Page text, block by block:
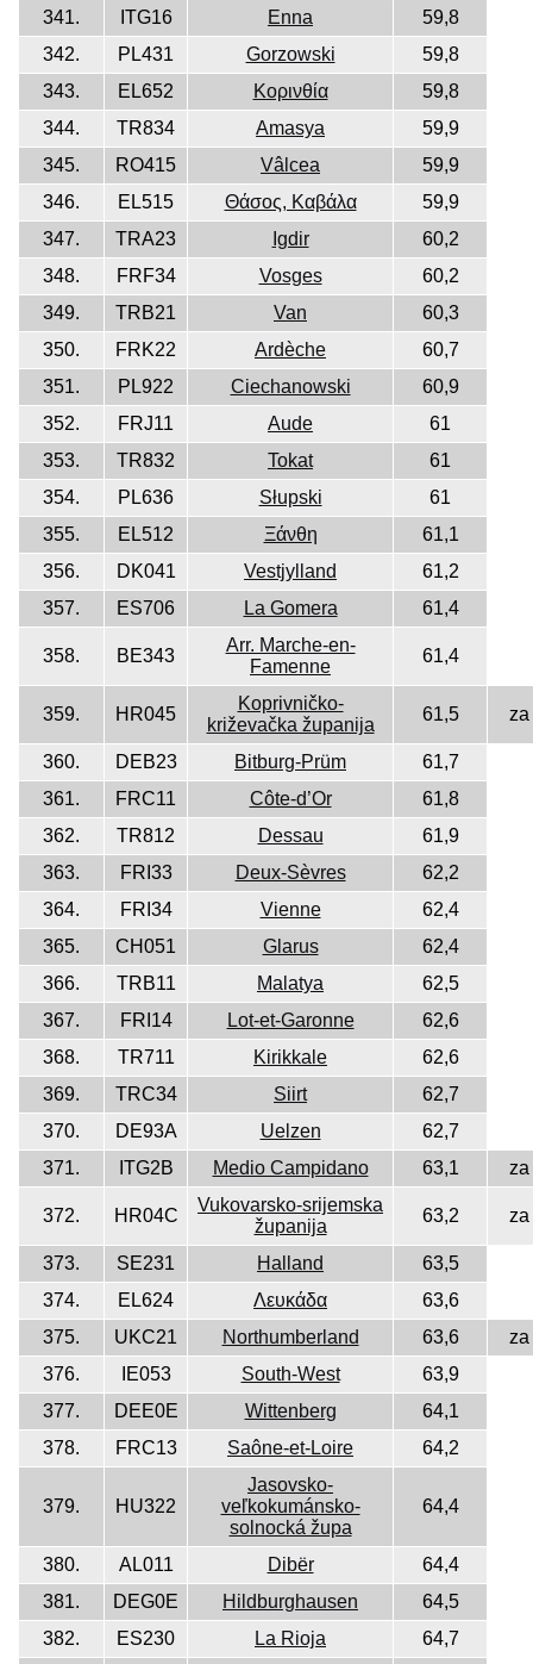
341.
ITG16 Enna
59,8
342.
PL431 Gorzowski
59,8
343.
EL652 Κορινθία
59,8
344.
TR834 Amasya
59,9
345.
RO415 Vâlcea
59,9
346.
EL515 Θάσος, Καβάλα
59,9
347.
TRA23 Igdir
60,2
348.
FRF34 Vosges
60,2
349.
TRB21 Van
60,3
350.
FRK22 Ardèche
60,7
351.
PL922 Ciechanowski
60,9
352.
FRJ11 Aude
61
353.
TR832 Tokat
61
354.
PL636 Słupski
61
355.
EL512 Ξάνθη
61,1
356.
DK041 Vestjylland
61,2
357.
ES706 La Gomera 61,4
358. BE343
Arr. Marche-en-
Famenne
61,4
359. HR045
Koprivničko-
križevačka županija
61,5 za
360. DEB23 Bitburg-Prüm
61,7
361.
FRC11 Côte-d’Or
61,8
362.
TR812 Dessau
61,9
363.
FRI33 Deux-Sèvres
62,2
364.
FRI34 Vienne
62,4
365.
CH051 Glarus
62,4
366.
TRB11 Malatya
62,5
367.
FRI14 Lot-et-Garonne
62,6
368.
TR711 Kirikkale
62,6
369.
TRC34 Siirt
62,7
370.
DE93A Uelzen
62,7
371.
ITG2B Medio Campidano 63,1 za
372. HR04C
Vukovarsko-srijemska
županija
63,2 za
373. SE231 Halland
63,5
374.
EL624 Λευκάδα
63,6
375.
UKC21 Northumberland 63,6
za
376.
IE053 South-West
63,9
377.
DEE0E Wittenberg
64,1
378.
FRC13 Saône-et-Loire 64,2
379. HU322
Jasovsko-
veľkokumánsko-
solnocká župa
64,4
380. AL011 Dibër
64,4
381.
DEG0E Hildburghausen
64,5
382.
ES230 La Rioja
64,7